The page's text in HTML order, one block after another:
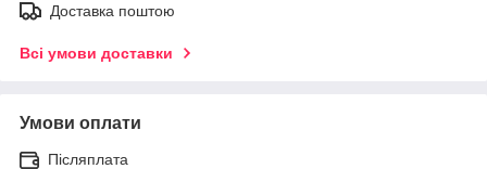
Доставка поштою
Всі умови доставки
Умови оплати
Післяплата